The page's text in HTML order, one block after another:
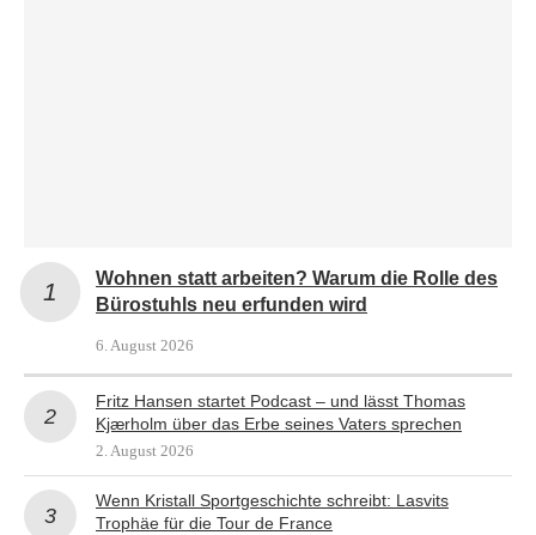
Wohnen statt arbeiten? Warum die Rolle des
Bürostuhls neu erfunden wird
6. August 2026
Fritz Hansen startet Podcast – und lässt Thomas
Kjærholm über das Erbe seines Vaters sprechen
2. August 2026
Wenn Kristall Sportgeschichte schreibt: Lasvits
Trophäe für die Tour de France